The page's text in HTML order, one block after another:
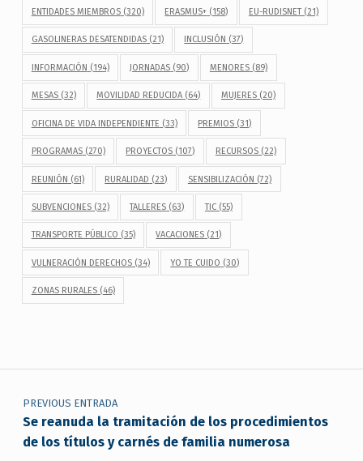
ENTIDADES MIEMBROS(320) ERASMUS+ (158) EU-RUDISNET(21)
GASOLINERAS DESATENDIDAS(21) INCLUSIÓN (37)
INFORMACIÓN (194) JORNADAS (90) MENORES(89)
MESAS(32) MOVILIDAD REDUCIDA (64) MUJERES(20)
OFICINA DE VIDA INDEPENDIENTE (33) PREMIOS (31)
PROGRAMAS(270) PROYECTOS (107) RECURSOS(22)
REUNIÓN (61) RURALIDAD (23) SENSIBILIZACIÓN (72)
SUBVENCIONES(32) TALLERES (63) TIC(55)
TRANSPORTE PÚBLICO (35) VACACIONES (21)
VULNERACIÓN DERECHOS(34) YO TE CUIDO (30)
ZONAS RURALES(46)
Navegación de entradas
PREVIOUS ENTRADA
Se reanuda la tramitación de los procedimientos
de los títulos y carnés de familia numerosa